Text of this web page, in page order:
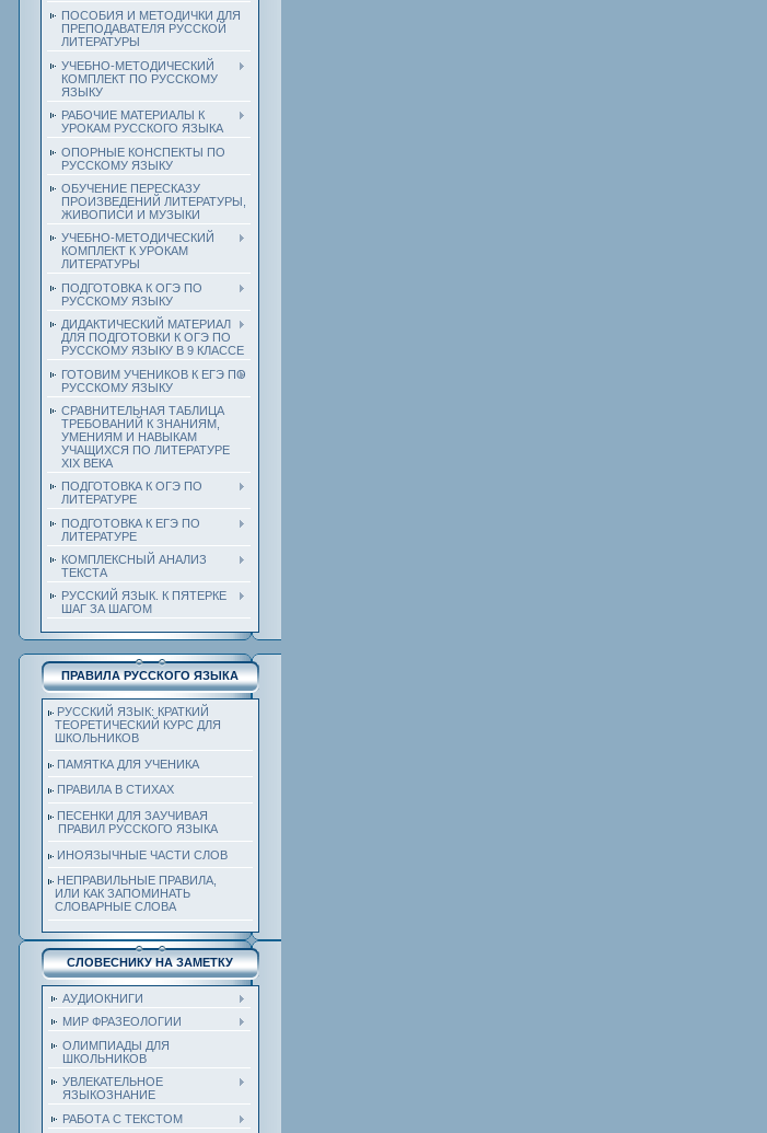
ПОСОБИЯ И МЕТОДИЧКИ ДЛЯ
ПРЕПОДАВАТЕЛЯ РУССКОЙ
ЛИТЕРАТУРЫ
УЧЕБНО-МЕТОДИЧЕСКИЙ
КОМПЛЕКТ ПО РУССКОМУ
ЯЗЫКУ
РАБОЧИЕ МАТЕРИАЛЫ К
УРОКАМ РУССКОГО ЯЗЫКА
ОПОРНЫЕ КОНСПЕКТЫ ПО
РУССКОМУ ЯЗЫКУ
ОБУЧЕНИЕ ПЕРЕСКАЗУ
ПРОИЗВЕДЕНИЙ ЛИТЕРАТУРЫ,
ЖИВОПИСИ И МУЗЫКИ
УЧЕБНО-МЕТОДИЧЕСКИЙ
КОМПЛЕКТ К УРОКАМ
ЛИТЕРАТУРЫ
ПОДГОТОВКА К ОГЭ ПО
РУССКОМУ ЯЗЫКУ
ДИДАКТИЧЕСКИЙ МАТЕРИАЛ
ДЛЯ ПОДГОТОВКИ К ОГЭ ПО
РУССКОМУ ЯЗЫКУ В 9 КЛАССЕ
ГОТОВИМ УЧЕНИКОВ К ЕГЭ ПО
РУССКОМУ ЯЗЫКУ
СРАВНИТЕЛЬНАЯ ТАБЛИЦА
ТРЕБОВАНИЙ К ЗНАНИЯМ,
УМЕНИЯМ И НАВЫКАМ
УЧАЩИХСЯ ПО ЛИТЕРАТУРЕ
ХIХ ВЕКА
ПОДГОТОВКА К ОГЭ ПО
ЛИТЕРАТУРЕ
ПОДГОТОВКА К ЕГЭ ПО
ЛИТЕРАТУРЕ
КОМПЛЕКСНЫЙ АНАЛИЗ
ТЕКСТА
РУССКИЙ ЯЗЫК. К ПЯТЕРКЕ
ШАГ ЗА ШАГОМ
ПРАВИЛА РУССКОГО ЯЗЫКА
РУССКИЙ ЯЗЫК: КРАТКИЙ
ТЕОРЕТИЧЕСКИЙ КУРС ДЛЯ
ШКОЛЬНИКОВ
ПАМЯТКА ДЛЯ УЧЕНИКА
ПРАВИЛА В СТИХАХ
ПЕСЕНКИ ДЛЯ ЗАУЧИВАЯ
ПРАВИЛ РУССКОГО ЯЗЫКА
ИНОЯЗЫЧНЫЕ ЧАСТИ СЛОВ
НЕПРАВИЛЬНЫЕ ПРАВИЛА,
ИЛИ КАК ЗАПОМИНАТЬ
СЛОВАРНЫЕ СЛОВА
СЛОВЕСНИКУ НА ЗАМЕТКУ
АУДИОКНИГИ
МИР ФРАЗЕОЛОГИИ
ОЛИМПИАДЫ ДЛЯ
ШКОЛЬНИКОВ
УВЛЕКАТЕЛЬНОЕ
ЯЗЫКОЗНАНИЕ
РАБОТА С ТЕКСТОМ